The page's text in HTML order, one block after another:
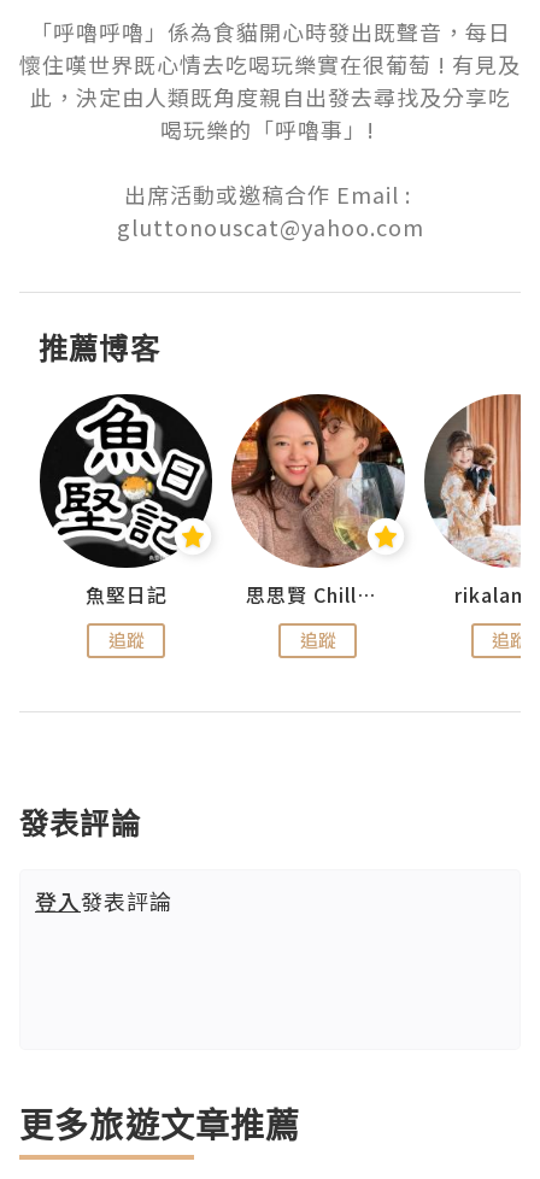
「呼嚕呼嚕」係為食貓開心時發出既聲音，每日
懷住嘆世界既心情去吃喝玩樂實在很葡萄 ! 有見及
此，決定由人類既角度親自出發去尋找及分享吃
喝玩樂的「呼嚕事」!
出席活動或邀稿合作 Email :
gluttonouscat@yahoo.com
推薦博客
魚堅日記
追蹤
思思賢 ChillMyBabe
追蹤 追蹤
發表評論
登入發表評論
更多旅遊文章推薦